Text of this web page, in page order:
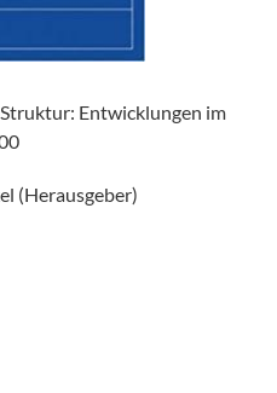
Entwicklungen im
(Herausgeber)